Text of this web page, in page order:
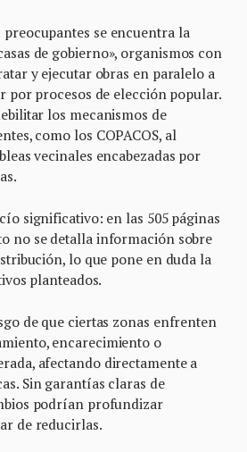
se encuentra la
de gobierno», organismos con
y ejecutar obras en paralelo a
por procesos de elección popular.
los mecanismos de
como los COPACOS, al
vecinales encabezadas por
significativo: en las 505 páginas
no se detalla información sobre
lo que pone en duda la
planteados.
de que ciertas zonas enfrenten
encarecimiento o
afectando directamente a
Sin garantías claras de
podrían profundizar
de reducirlas.